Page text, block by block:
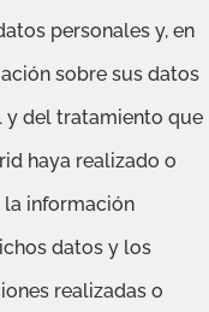
personales y, en
sobre sus datos
y del tratamiento que
haya realizado o
la información
datos y los
realizadas o